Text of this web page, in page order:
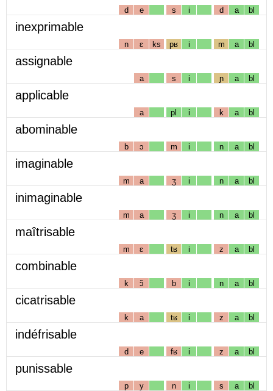
d e s i d a bl
inexprimable
n ɛ ks pʁ i m a bl
assignable
a s i ɲ a bl
applicable
a pl i k a bl
abominable
b ɔ m i n a bl
imaginable
m a ʒ i n a bl
inimaginable
m a ʒ i n a bl
maîtrisable
m ɛ tʁ i z a bl
combinable
k ɔ̃ b i n a bl
cicatrisable
k a tʁ i z a bl
indéfrisable
d e fʁ i z a bl
punissable
p y n i s a bl